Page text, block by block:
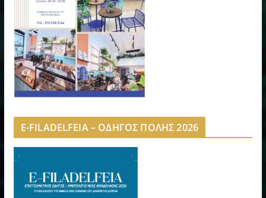
E-FILADELFEIA – ΟΔΗΓΟΣ ΠΟΛΗΣ 2026